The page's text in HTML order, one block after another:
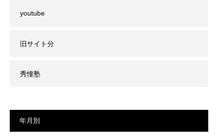
youtube
旧サイト分
秀憧塾
年月別